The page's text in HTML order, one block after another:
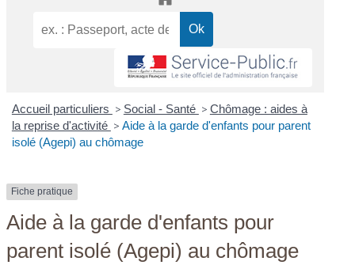
Accueil particuliers > Social - Santé > Chômage : aides à
la reprise d'activité > Aide à la garde d'enfants pour parent
isolé (Agepi) au chômage
Fiche pratique
Aide à la garde d'enfants pour
parent isolé (Agepi) au chômage